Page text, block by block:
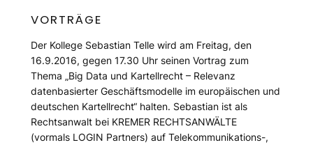
VORTRÄGE
Der Kollege Sebastian Telle wird am Freitag, den
16.9.2016, gegen 17.30 Uhr seinen Vortrag zum
Thema „Big Data und Kartellrecht – Relevanz
datenbasierter Geschäftsmodelle im europäischen und
deutschen Kartellrecht“ halten. Sebastian ist als
Rechtsanwalt bei KREMER RECHTSANWÄLTE
(vormals LOGIN Partners) auf Telekommunikations-,